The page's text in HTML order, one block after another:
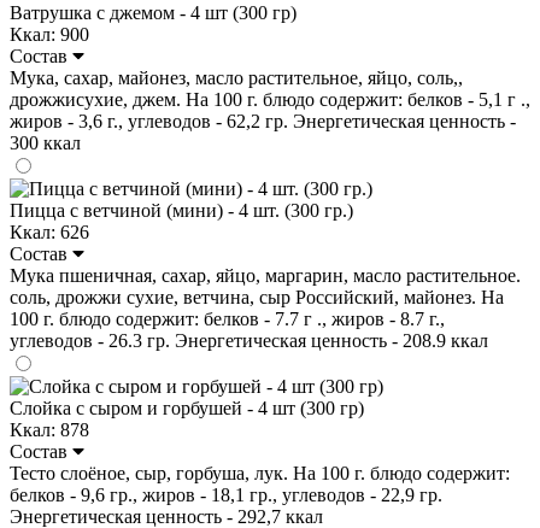
Ватрушка с джемом - 4 шт (300 гр)
Ккал: 900
Состав
Мука, сахар, майонез, масло растительное, яйцо, соль,,
дрожжисухие, джем. На 100 г. блюдо содержит: белков - 5,1 г .,
жиров - 3,6 г., углеводов - 62,2 гр. Энергетическая ценность -
300 ккал
Пицца с ветчиной (мини) - 4 шт. (300 гр.)
Ккал: 626
Состав
Мука пшеничная, сахар, яйцо, маргарин, масло растительное.
соль, дрожжи сухие, ветчина, сыр Российский, майонез. На
100 г. блюдо содержит: белков - 7.7 г ., жиров - 8.7 г.,
углеводов - 26.3 гр. Энергетическая ценность - 208.9 ккал
Слойка с сыром и горбушей - 4 шт (300 гр)
Ккал: 878
Состав
Тесто слоёное, сыр, горбуша, лук. На 100 г. блюдо содержит:
белков - 9,6 гр., жиров - 18,1 гр., углеводов - 22,9 гр.
Энергетическая ценность - 292,7 ккал